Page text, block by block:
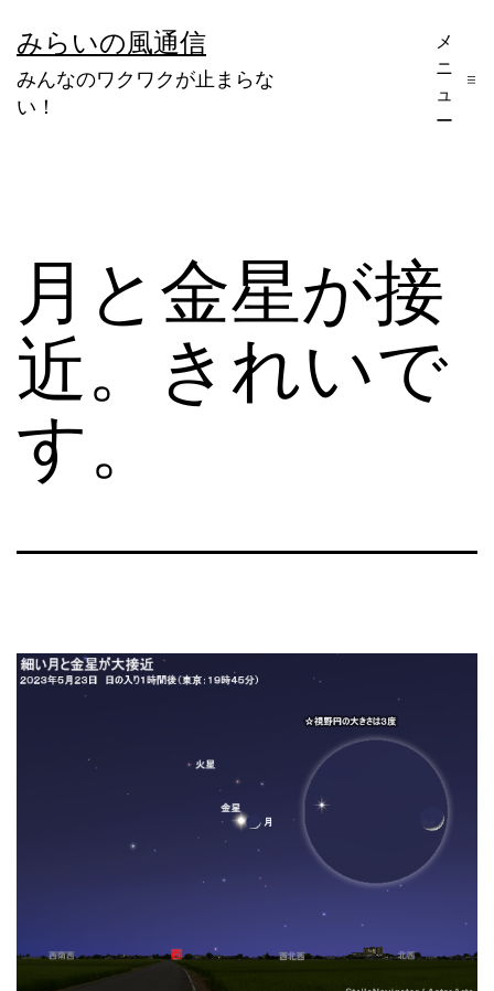
ン
テ
ッ
プ
みらいの風通信
みんなのワクワクが止まらな
い！
メ
ニ
ュ
ー
月と金星が接
近。きれいで
す。